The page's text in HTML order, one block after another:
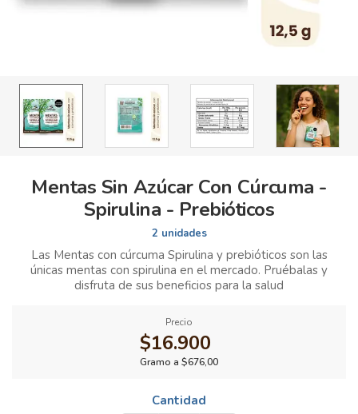
Mentas Sin Azúcar Con Cúrcuma -
Spirulina - Prebióticos
2 unidades
Las Mentas con cúrcuma Spirulina y prebióticos son las
únicas mentas con spirulina en el mercado. Pruébalas y
disfruta de sus beneficios para la salud
Precio
$16.900
Gramo a $676,00
Cantidad